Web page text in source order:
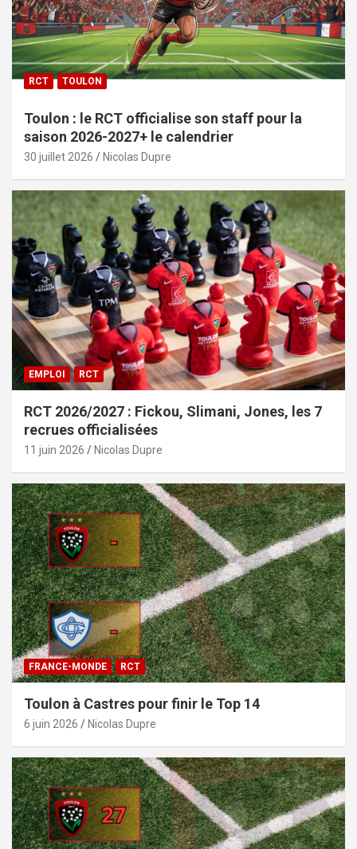
RCT TOULON
Toulon : le RCT officialise son staff pour la
saison 2026-2027+ le calendrier
30 juillet 2026 Nicolas Dupre
EMPLOI RCT
RCT 2026/2027 : Fickou, Slimani, Jones, les 7
recrues officialisées
11 juin 2026 Nicolas Dupre
FRANCE-MONDE RCT
Toulon à Castres pour finir le Top 14
6 juin 2026 Nicolas Dupre